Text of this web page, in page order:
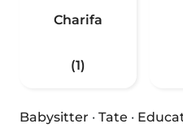
Charifa
(1)
Babysitter · Tate ·